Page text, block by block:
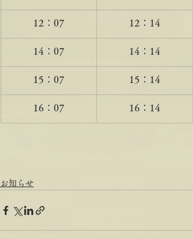
12：07 12：14
14：07 14：14
15：07 15：14
16：07 16：14
お知らせ